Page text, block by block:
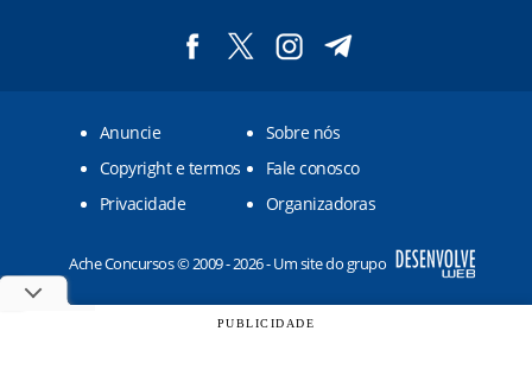
Anuncie
Sobre nós
Copyright e termos
Fale conosco
Privacidade
Organizadoras
Ache Concursos © 2009 - 2026 - Um site do grupo
PUBLICIDADE